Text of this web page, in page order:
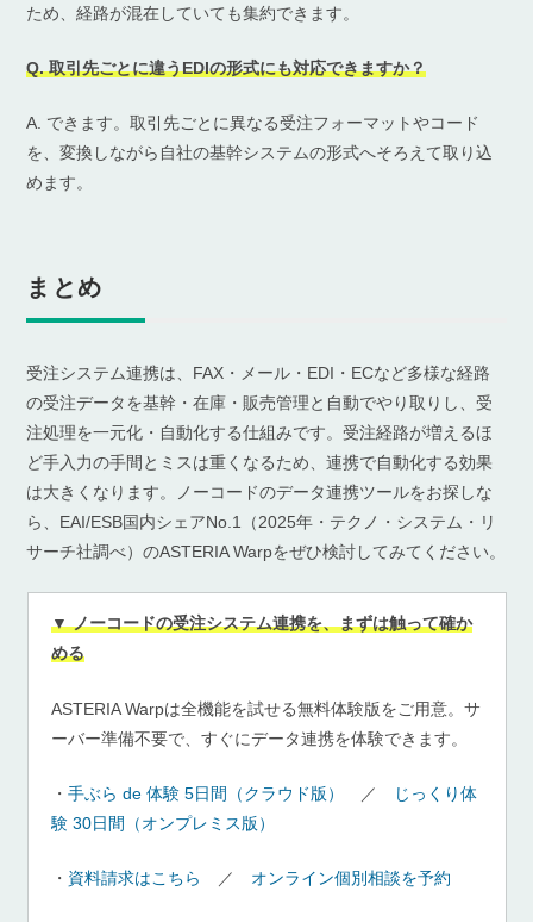
ため、経路が混在していても集約できます。
Q. 取引先ごとに違うEDIの形式にも対応できますか？
A. できます。取引先ごとに異なる受注フォーマットやコード
を、変換しながら自社の基幹システムの形式へそろえて取り込
めます。
まとめ
受注システム連携は、FAX・メール・EDI・ECなど多様な経路
の受注データを基幹・在庫・販売管理と自動でやり取りし、受
注処理を一元化・自動化する仕組みです。受注経路が増えるほ
ど手入力の手間とミスは重くなるため、連携で自動化する効果
は大きくなります。ノーコードのデータ連携ツールをお探しな
ら、EAI/ESB国内シェアNo.1（2025年・テクノ・システム・リ
サーチ社調べ）のASTERIA Warpをぜひ検討してみてください。
▼ ノーコードの受注システム連携を、まずは触って確か
める
ASTERIA Warpは全機能を試せる無料体験版をご用意。サ
ーバー準備不要で、すぐにデータ連携を体験できます。
・ 手ぶら de 体験 5日間（クラウド版） ／
じっくり体
験 30日間（オンプレミス版）
・ 資料請求はこちら ／ オンライン個別相談を予約